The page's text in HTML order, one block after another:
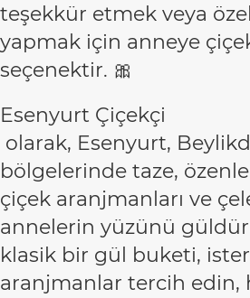
teşekkür etmek veya
yapmak için anneye
seçenektir. 🎀
Esenyurt Çiçekçi
olarak, Esenyurt,
bölgelerinde taze, özenle
çiçek aranjmanları ve
annelerin yüzünü
klasik bir gül buketi,
aranjmanlar tercih edin,